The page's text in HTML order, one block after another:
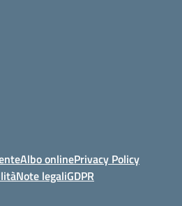
Albo onlinePrivacy Policy
Note legaliGDPR